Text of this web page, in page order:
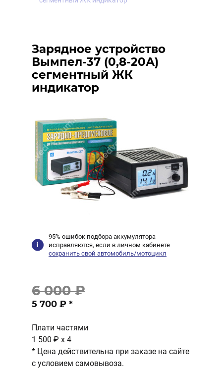
Зарядное устройство
Вымпел-37 (0,8-20А)
сегментный ЖК
индикатор
95% ошибок подбора аккумулятора
исправляются, если в личном кабинете
сохранить свой автомобиль/мотоцикл
6 000 ₽
5 700 ₽ *
Плати частями
1 500 ₽ x 4
* Цена действительна при заказе на сайте
с условием самовывоза.